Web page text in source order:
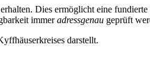
Dies ermöglicht eine
immeradressgenau geprüft
darstellt.